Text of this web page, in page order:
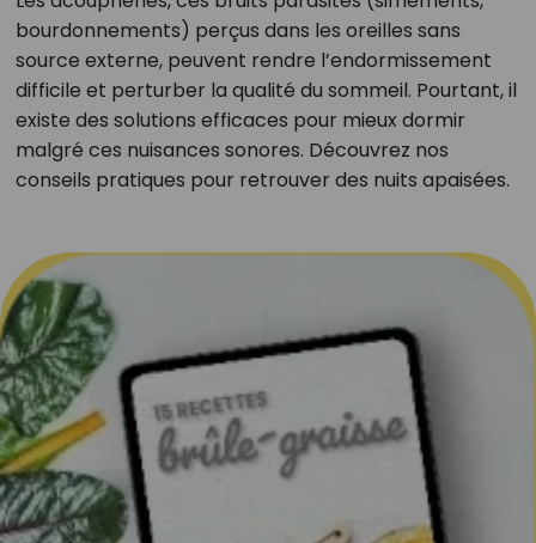
bourdonnements) perçus dans les oreilles sans
source externe, peuvent rendre l’endormissement
difficile et perturber la qualité du sommeil. Pourtant, il
existe des solutions efficaces pour mieux dormir
malgré ces nuisances sonores. Découvrez nos
conseils pratiques pour retrouver des nuits apaisées.